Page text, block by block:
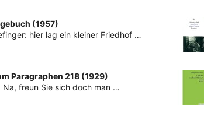
(1957)
hier lag ein kleiner Friedhof …
Paragraphen 218 (1929)
Na, freun Sie sich doch man …